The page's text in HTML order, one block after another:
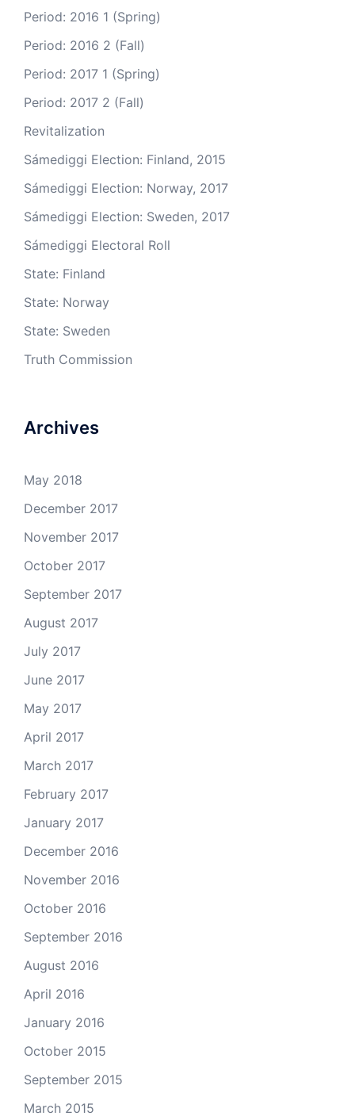
Period: 2016 1 (Spring)
Period: 2016 2 (Fall)
Period: 2017 1 (Spring)
Period: 2017 2 (Fall)
Revitalization
Sámediggi Election: Finland, 2015
Sámediggi Election: Norway, 2017
Sámediggi Election: Sweden, 2017
Sámediggi Electoral Roll
State: Finland
State: Norway
State: Sweden
Truth Commission
Archives
May 2018
December 2017
November 2017
October 2017
September 2017
August 2017
July 2017
June 2017
May 2017
April 2017
March 2017
February 2017
January 2017
December 2016
November 2016
October 2016
September 2016
August 2016
April 2016
January 2016
October 2015
September 2015
March 2015